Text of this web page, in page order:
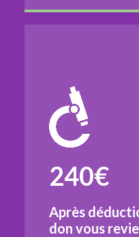
240€
Après
don vous